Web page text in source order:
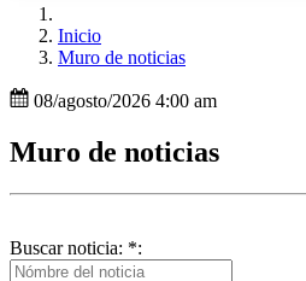
Inicio
Muro de noticias
08/agosto/2026 4:00 am
Muro de noticias
Buscar noticia: *: